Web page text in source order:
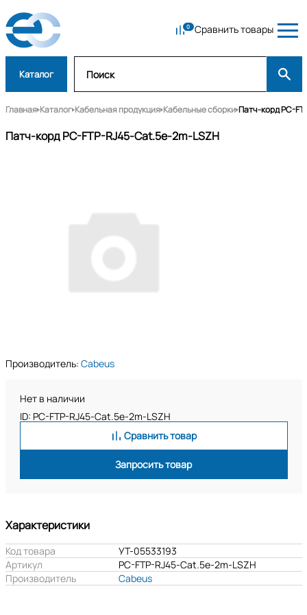
Сравнить товары
Каталог
Главная Каталог Кабельная продукция Кабельные сборки Патч-корд PC-
Патч-корд PC-FTP-RJ45-Cat.5e-2m-LSZH
Производитель: Cabeus
Нет в наличии
ID: PC-FTP-RJ45-Cat.5e-2m-LSZH
Сравнить товар
Запросить товар
Характеристики
Код товара
УТ-05533193
Артикул
PC-FTP-RJ45-Cat.5e-2m-LSZH
Производитель
Cabeus